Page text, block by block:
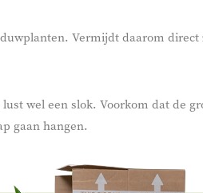
Vermijdt daarom direct
wel een slok. Voorkom dat de
gaan hangen.